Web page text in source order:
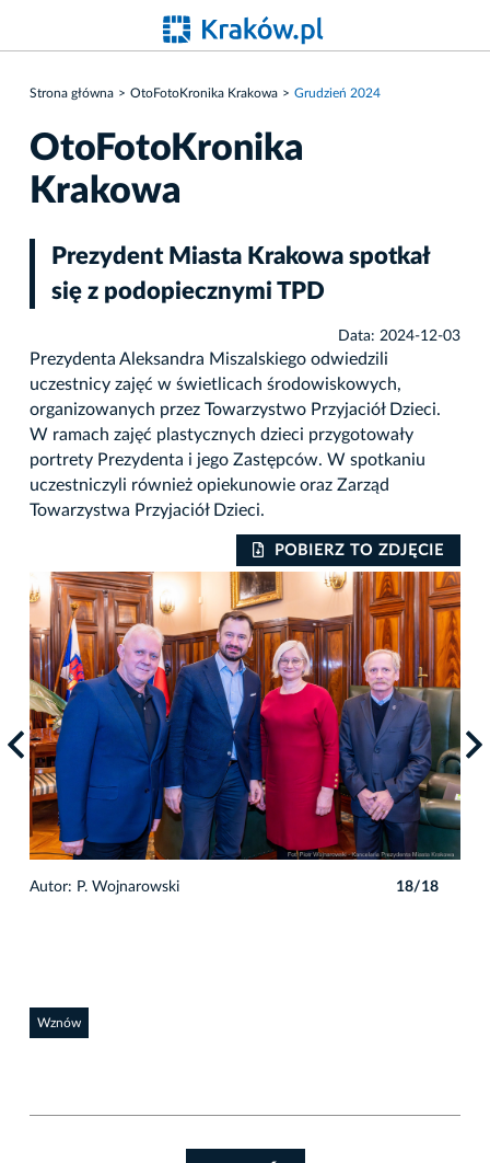
Strona główna OtoFotoKronika Krakowa Grudzień 2024
OtoFotoKronika
Krakowa
Prezydent Miasta Krakowa spotkał
się z podopiecznymi TPD
Data: 2024-12-03
Prezydenta Aleksandra Miszalskiego odwiedzili
uczestnicy zajęć w świetlicach środowiskowych,
organizowanych przez Towarzystwo Przyjaciół Dzieci.
W ramach zajęć plastycznych dzieci przygotowały
portrety Prezydenta i jego Zastępców. W spotkaniu
uczestniczyli również opiekunowie oraz Zarząd
Towarzystwa Przyjaciół Dzieci.
POBIERZ TO ZDJĘCIE
Autor: P. Wojnarowski 18/18
Wznów